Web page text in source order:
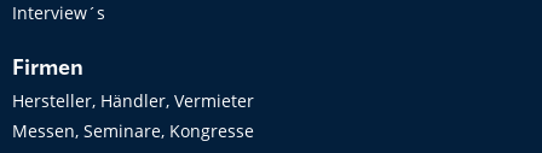
Interview´s
Firmen
Hersteller, Händler, Vermieter
Messen, Seminare, Kongresse